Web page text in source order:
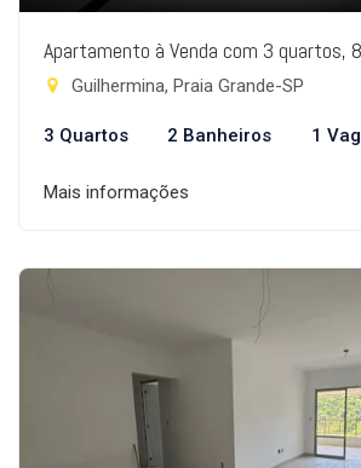
Apartamento à Venda com 3 quartos,
Guilhermina, Praia Grande-SP
3 Quartos 2 Banheiros 1
Mais informações